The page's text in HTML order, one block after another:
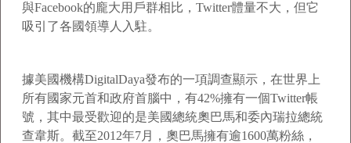
與Facebook的龐大用戶群相比，Twitter體量不大，但它
吸引了各國領導人入駐。
據美國機構DigitalDaya發布的一項調查顯示，在世界上
所有國家元首和政府首腦中，有42%擁有一個Twitter帳
號，其中最受歡迎的是美國總統奧巴馬和委內瑞拉總統
查韋斯。截至2012年7月，奧巴馬擁有逾1600萬粉絲，